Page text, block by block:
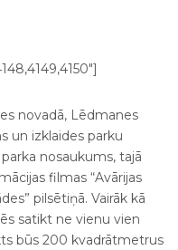
novadā, Lēdmanes
un izklaides parku
nosaukums, tajā
filmas “Avārijas
pilsētiņā. Vairāk kā
satikt ne vienu vien
būs 200 kvadrātmetrus